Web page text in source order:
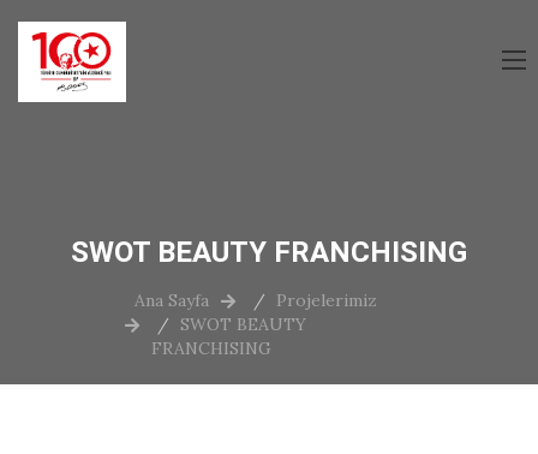
SWOT BEAUTY FRANCHISING
Ana Sayfa
Projelerimiz
SWOT BEAUTY
FRANCHISING